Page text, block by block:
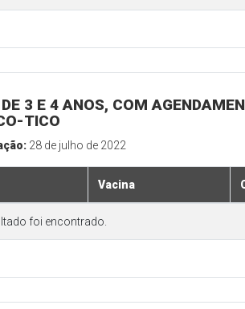
3 E 4 ANOS, COM
TICO
28 de julho de 2022
Vacina
foi encontrado.